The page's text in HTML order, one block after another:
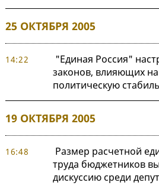
25 ОКТЯБРЯ 2005
14:22
"Единая Россия"
законов, влияющих
политическую
19 ОКТЯБРЯ 2005
16:48
Размер расчетной
труда бюджетников
дискуссию среди